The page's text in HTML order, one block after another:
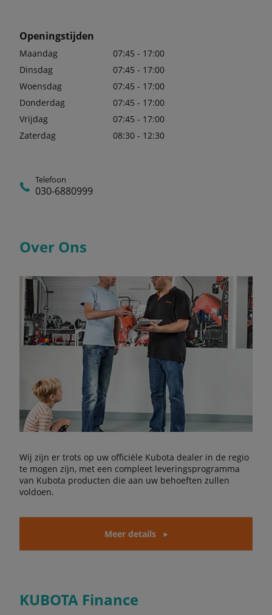
Openingstijden
Maandag
07:45 - 17:00
Dinsdag
07:45 - 17:00
Woensdag
07:45 - 17:00
Donderdag
07:45 - 17:00
Vrijdag
07:45 - 17:00
Zaterdag
08:30 - 12:30
Telefoon
030-6880999
Over Ons
Wij zijn er trots op uw officiële Kubota dealer in de regio
te mogen zijn, met een compleet leveringsprogramma
van Kubota producten die aan uw behoeften zullen
voldoen.
Meer details
KUBOTA Finance